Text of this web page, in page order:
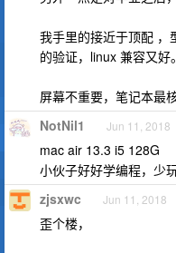
我手里的接近于顶配
的验证，linux 兼容又好。
屏幕不重要，笔记本最
NotNil1 Jun 11, 2018
mac air 13.3 i5 128G
小伙子好好学编程，少
zjsxwc Jun 11, 2018
歪个楼，